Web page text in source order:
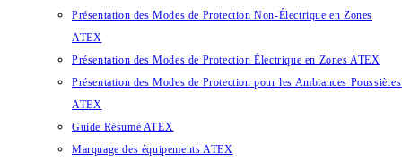
Présentation des Modes de Protection Non-Électrique en Zones
ATEX
Présentation des Modes de Protection Électrique en Zones ATEX
Présentation des Modes de Protection pour les Ambiances Poussières
ATEX
Guide Résumé ATEX
Marquage des équipements ATEX